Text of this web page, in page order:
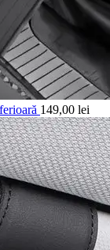
149,00 lei